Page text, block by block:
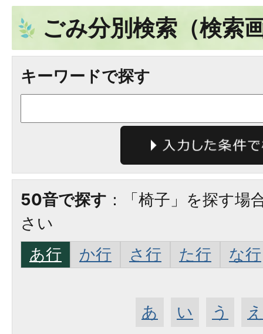
ごみ分別検索 （検索
キーワードで探す
50音で探す ：「椅子」を探す場
さい
あ行
か行 さ行 た行 な行
あ い う え